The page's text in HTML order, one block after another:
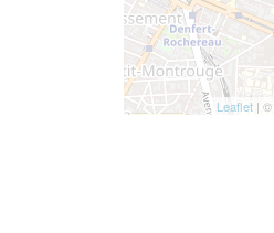
Leaflet | ©